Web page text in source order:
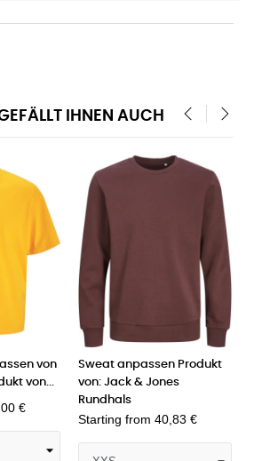
IHNEN AUCH
Produkt
Jones
Poloshirt zum
Personalisieren - Produkt
von...
Starting from26,67 €